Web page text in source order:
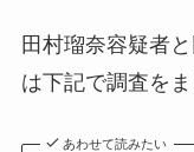
田村瑠奈容疑者
は下記で調査をま
あわせて読みたい